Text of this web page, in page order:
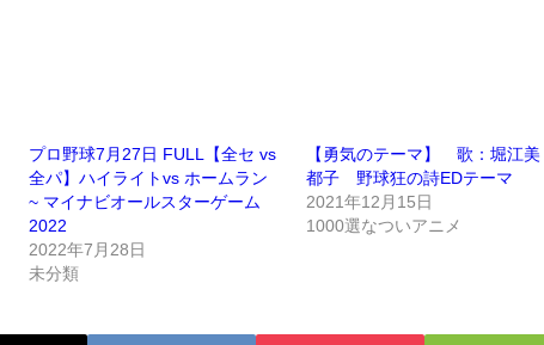
プロ野球7月27日 FULL【全セ vs
全パ】ハイライトvs ホームラン
~ マイナビオールスターゲーム
2022
2022年7月28日
未分類
【勇気のテーマ】 歌：堀江美
都子 野球狂の詩EDテーマ
2021年12月15日
1000選なついアニメ